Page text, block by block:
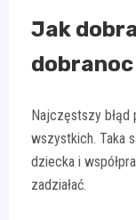
Jak
Najczęstszy błąd
wszystkich. Taka
dziecka i
zadziałać.